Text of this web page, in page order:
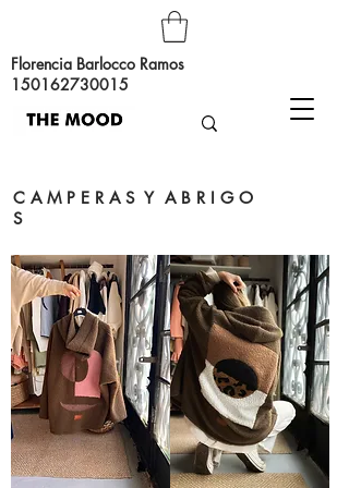
Florencia Barlocco Ramos
150162730015
C A M P E R A S Y A B R I G O
S